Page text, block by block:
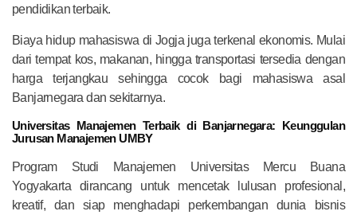
pendidikan terbaik.
Biaya hidup mahasiswa di Jogja juga terkenal ekonomis. Mulai
dari tempat kos, makanan, hingga transportasi tersedia dengan
harga terjangkau sehingga cocok bagi mahasiswa asal
Banjarnegara dan sekitarnya.
Universitas Manajemen Terbaik di Banjarnegara: Keunggulan
Jurusan Manajemen UMBY
Program Studi Manajemen Universitas Mercu Buana
Yogyakarta dirancang untuk mencetak lulusan profesional,
kreatif, dan siap menghadapi perkembangan dunia bisnis